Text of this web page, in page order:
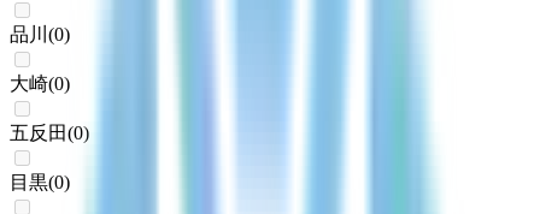
品川 (0)
大崎(0)
五反田(0)
目黒(0)